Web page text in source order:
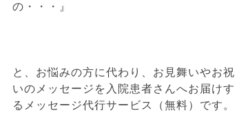
の・・・』
と、お悩みの方に代わり、お見舞いやお祝
いのメッセージを入院患者さんへお届けす
るメッセージ代行サービス（無料）です。